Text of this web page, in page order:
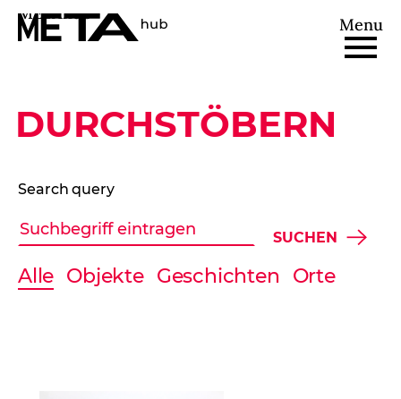
METAhub
Menu
DURCHSTÖBERN
Search query
SUCHEN
Alle Objekte Geschichten Orte